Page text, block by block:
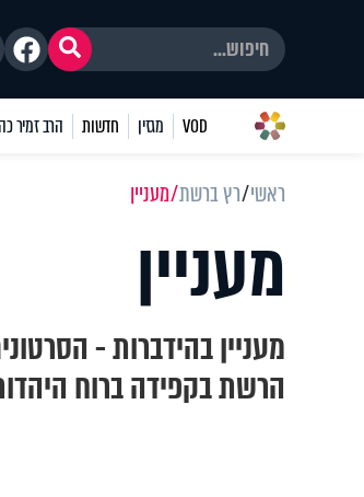
VOD מגזין חדשות הרב זמיר
ראשי רץ ברשת מעניין
מעניין
מעניין בהידברות -
הרשת בקפידה ברוח